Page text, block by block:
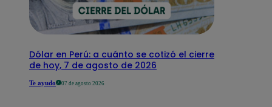
Dólar en Perú: a cuánto se cotizó el cierre
de hoy, 7 de agosto de 2026
Te ayudo 07 de agosto 2026